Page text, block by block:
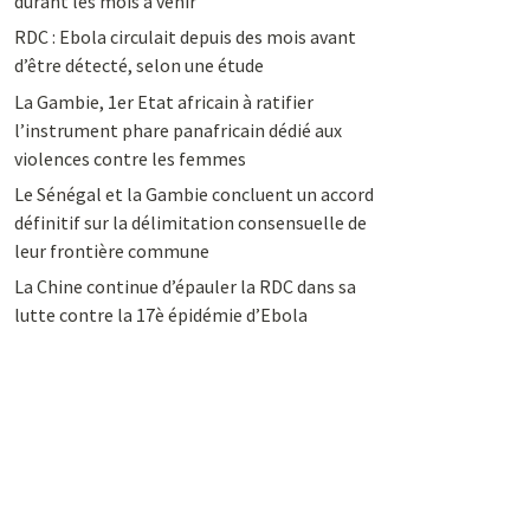
RDC : Ebola circulait depuis des mois avant
d’être détecté, selon une étude
La Gambie, 1er Etat africain à ratifier
l’instrument phare panafricain dédié aux
violences contre les femmes
Le Sénégal et la Gambie concluent un accord
définitif sur la délimitation consensuelle de
leur frontière commune
La Chine continue d’épauler la RDC dans sa
lutte contre la 17è épidémie d’Ebola